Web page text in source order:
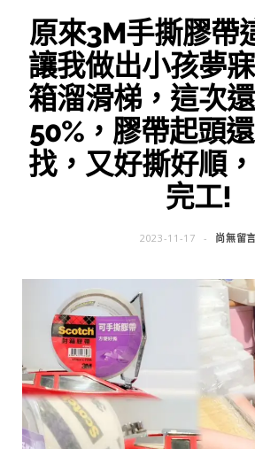
原來3M手撕膠帶
讓我做出小孩夢
箱溜滑梯，這次
50%，膠帶起頭
找，又好撕好順
完工!
2023-11-17 尚無留言